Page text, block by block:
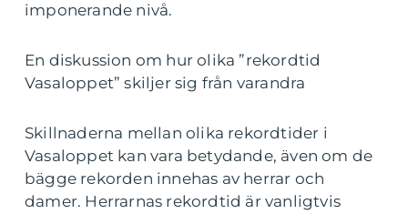
imponerande nivå.
En diskussion om hur olika ”rekordtid
Vasaloppet” skiljer sig från varandra
Skillnaderna mellan olika rekordtider i
Vasaloppet kan vara betydande, även om de
bägge rekorden innehas av herrar och
damer. Herrarnas rekordtid är vanligtvis